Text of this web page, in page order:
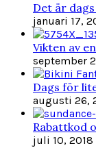
Det är
januari 17,
Vikten av
september
Dags för
augusti 26,
Rabattkod
juli 10, 2018